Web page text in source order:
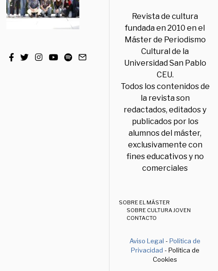
Revista de cultura
fundada en 2010 en el
Máster de Periodismo
Cultural de la
Universidad San Pablo
CEU.
Todos los contenidos de
la revista son
redactados, editados y
publicados por los
alumnos del máster,
exclusivamente con
fines educativos y no
comerciales
SOBRE EL MÁSTER
SOBRE CULTURA JOVEN
CONTACTO
Aviso Legal -Política de
Privacidad - Política de
Cookies